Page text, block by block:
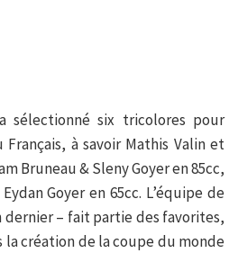
sélectionné six tricolores pour
à savoir Mathis Valin et
Bruneau & Sleny Goyer en 85cc,
Goyer en 65cc. L’équipe de
dernier – fait partie des favorites,
la création de la coupe du monde